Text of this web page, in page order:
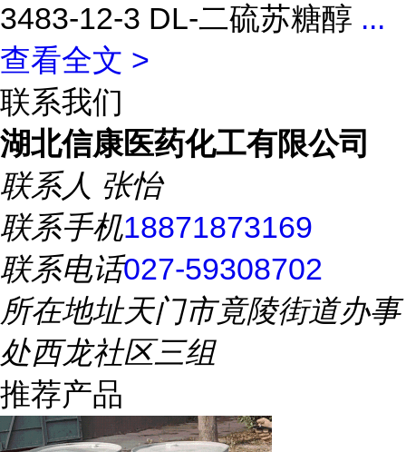
3483-12-3 DL-二硫苏糖醇 ...
查看全文 >
联系我们
湖北信康医药化工有限公司
联系人 张怡
联系手机18871873169
联系电话027-59308702
所在地址天门市竟陵街道办事
处西龙社区三组
推荐产品